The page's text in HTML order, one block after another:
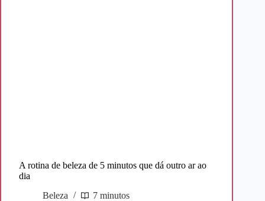
A rotina de beleza de 5 minutos que dá outro ar ao
dia
Beleza
7 minutos